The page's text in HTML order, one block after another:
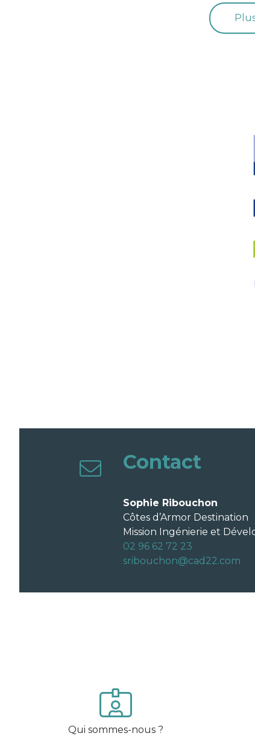
Contact
Sophie Ribouchon
Côtes d’Armor Destination
Mission Ingénierie et
02 96 62 72 23
sribouchon@cad22.com
Qui sommes-nous ?